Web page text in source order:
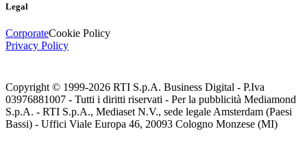
Legal
CorporateCookie Policy
Privacy Policy
Copyright © 1999-2026 RTI S.p.A. Business Digital - P.Iva
03976881007 - Tutti i diritti riservati - Per la pubblicità Mediamond
S.p.A. - RTI S.p.A., Mediaset N.V., sede legale Amsterdam (Paesi
Bassi) - Uffici Viale Europa 46, 20093 Cologno Monzese (MI)